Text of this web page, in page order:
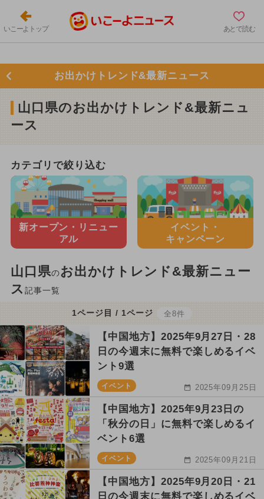
いこーよトップ あとで読む
お出かけトレンド&最新ニュース
山口県のお出かけトレンド&最新ニュ
ース
カテゴリで絞り込む
新オープン・ リニュー
アル
イベント・
キャンペーン
山口県のお出かけトレンド&最新ニュー
ス 記事一覧
1ページ目 / 1ページ 全8件
【中国地方】2025年9月27日・28
日の今週末に無料で楽しめるイベ
ント9選
イベント 2025年09月25日
【中国地方】2025年9月23日の
「秋分の日」に無料で楽しめるイ
ベント6選
イベント 2025年09月21日
【中国地方】2025年9月20日・21
日の今週末に無料で楽しめるイベ